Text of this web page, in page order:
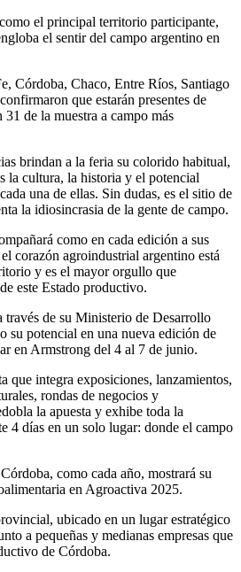
el principal territorio participante,
el sentir del campo argentino en
Córdoba, Chaco, Entre Ríos, Santiago
que estarán presentes de
de la muestra a campo más
brindan a la feria su colorido habitual,
la cultura, la historia y el potencial
una de ellas. Sin dudas, es el sitio de
la idiosincrasia de la gente de campo.
como en cada edición a sus
corazón agroindustrial argentino está
y es el mayor orgullo que
este Estado productivo.
través de su Ministerio de Desarrollo
su potencial en una nueva edición de
en Armstrong del 4 al 7 de junio.
que integra exposiciones, lanzamientos,
rondas de negocios y
la apuesta y exhibe toda la
4 días en un solo lugar: donde el campo
como cada año, mostrará su
en Agroactiva 2025.
ubicado en un lugar estratégico
a pequeñas y medianas empresas que
de Córdoba.